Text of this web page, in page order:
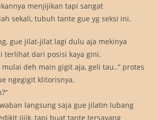
menjijikan tapi sangat
sekali, tubuh tante gue yg seksi ini.
gue jilat-jilat lagi dulu aja mekinya
terlihat dari posisi kaya gini.
deh main gigit aja, geli tau..” protes
ngegigit klitorisnya.
langsung saja gue jilatin lubang
jijik, tapi buat tante tersayang